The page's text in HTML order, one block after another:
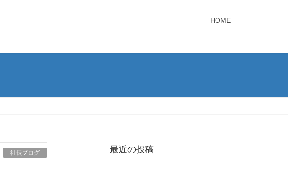
HOME
社長ブログ 最近の投稿